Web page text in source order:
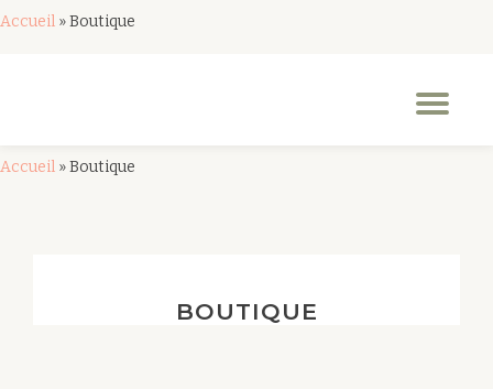
Accueil »Boutique
Accueil »Boutique
BOUTIQUE